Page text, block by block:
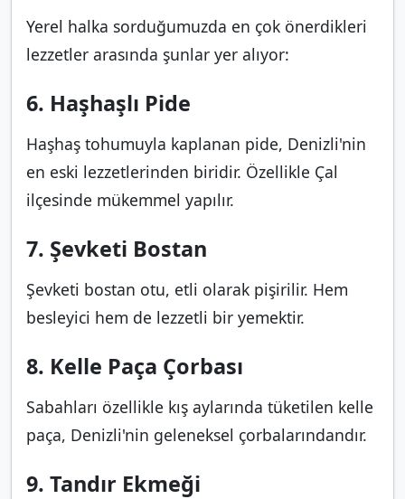
Yerel halka sorduğumuzda en çok önerdikleri
lezzetler arasında şunlar yer alıyor:
6. Haşhaşlı Pide
Haşhaş tohumuyla kaplanan pide, Denizli'nin
en eski lezzetlerinden biridir. Özellikle Çal
ilçesinde mükemmel yapılır.
7. Şevketi Bostan
Şevketi bostan otu, etli olarak pişirilir. Hem
besleyici hem de lezzetli bir yemektir.
8. Kelle Paça Çorbası
Sabahları özellikle kış aylarında tüketilen kelle
paça, Denizli'nin geleneksel çorbalarındandır.
9. Tandır Ekmeği